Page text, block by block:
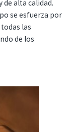
de alta calidad.
se esfuerza por
las
de los